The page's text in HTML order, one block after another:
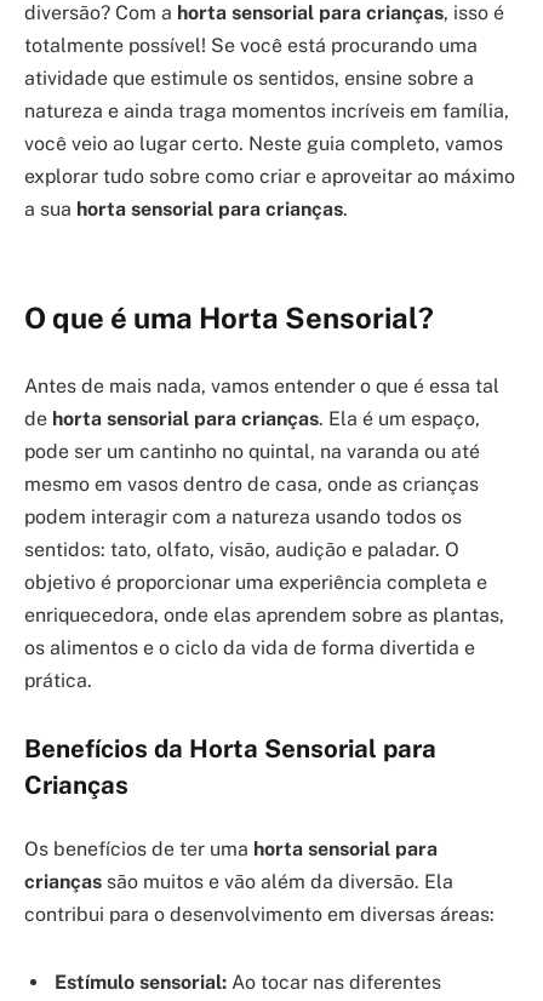
diversão? Com a horta sensorial para crianças, isso é
totalmente possível! Se você está procurando uma
atividade que estimule os sentidos, ensine sobre a
natureza e ainda traga momentos incríveis em família,
você veio ao lugar certo. Neste guia completo, vamos
explorar tudo sobre como criar e aproveitar ao máximo
a sua horta sensorial para crianças.
O que é uma Horta Sensorial?
Antes de mais nada, vamos entender o que é essa tal
de horta sensorial para crianças. Ela é um espaço,
pode ser um cantinho no quintal, na varanda ou até
mesmo em vasos dentro de casa, onde as crianças
podem interagir com a natureza usando todos os
sentidos: tato, olfato, visão, audição e paladar. O
objetivo é proporcionar uma experiência completa e
enriquecedora, onde elas aprendem sobre as plantas,
os alimentos e o ciclo da vida de forma divertida e
prática.
Benefícios da Horta Sensorial para
Crianças
Os benefícios de ter uma horta sensorial para
crianças são muitos e vão além da diversão. Ela
contribui para o desenvolvimento em diversas áreas:
Estímulo sensorial: Ao tocar nas diferentes